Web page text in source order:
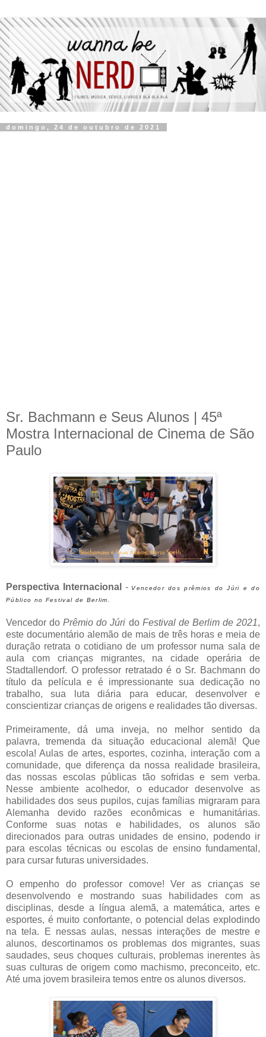
domingo, 24 de outubro de 2021
Sr. Bachmann e Seus Alunos | 45ª
Mostra Internacional de Cinema de São
Paulo
Perspectiva Internacional - Vencedor dos prêmios do Júri e do
Público no Festival de Berlim.
Vencedor doPrêmio do Júri do Festival de Berlim de 2021,
este documentário alemão de mais de três horas e meia de
duração retrata o cotidiano de um professor numa sala de
aula com crianças migrantes, na cidade operária de
Stadtallendorf. O professor retratado é o Sr. Bachmann do
título da película e é impressionante sua dedicação no
trabalho, sua luta diária para educar, desenvolver e
conscientizar crianças de origens e realidades tão diversas.
Primeiramente, dá uma inveja, no melhor sentido da
palavra, tremenda da situação educacional alemã! Que
escola! Aulas de artes, esportes, cozinha, interação com a
comunidade, que diferença da nossa realidade brasileira,
das nossas escolas públicas tão sofridas e sem verba.
Nesse ambiente acolhedor, o educador desenvolve as
habilidades dos seus pupilos, cujas famílias migraram para
Alemanha devido razões econômicas e humanitárias.
Conforme suas notas e habilidades, os alunos são
direcionados para outras unidades de ensino, podendo ir
para escolas técnicas ou escolas de ensino fundamental,
para cursar futuras universidades.
O empenho do professor comove! Ver as crianças se
desenvolvendo e mostrando suas habilidades com as
disciplinas, desde a
língua alemã, a matemática, artes e
esportes, é muito confortante, o potencial delas explodindo
na tela. E nessas aulas, nessas interações de mestre e
alunos, descortinamos os problemas dos migrantes, suas
saudades, seus choques culturais, problemas inerentes às
suas culturas de origem como machismo, preconceito, etc.
Até uma jovem brasileira temos entre os alunos diversos.